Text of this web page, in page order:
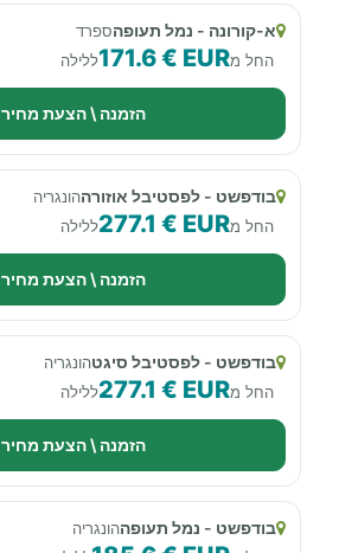
א-קורונה - נמל תעופהספרד
החל מ171.6 € EURללילה
הזמנה \ הצעת מחיר
בודפשט - לפסטיבל אוזורההונגריה
החל מ277.1 € EURללילה
הזמנה \ הצעת מחיר
בודפשט - לפסטיבל סיגטהונגריה
החל מ277.1 € EURללילה
הזמנה \ הצעת מחיר
בודפשט - נמל תעופההונגריה